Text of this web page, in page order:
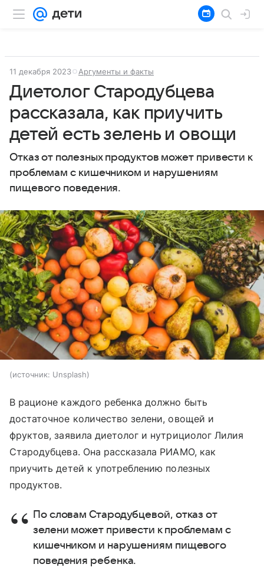
11 декабря 2023 Аргументы и факты
Диетолог Стародубцева
рассказала, как приучить
детей есть зелень и овощи
Отказ от полезных продуктов может привести к
проблемам с кишечником и нарушениям
пищевого поведения.
источник: Unsplash
В рационе каждого ребенка должно быть
достаточное количество зелени, овощей и
фруктов, заявила диетолог и нутрициолог Лилия
Стародубцева. Она рассказала РИАМО, как
приучить детей к употреблению полезных
продуктов.
По словам Стародубцевой, отказ от
зелени может привести к проблемам с
кишечником и нарушениям пищевого
поведения ребенка.